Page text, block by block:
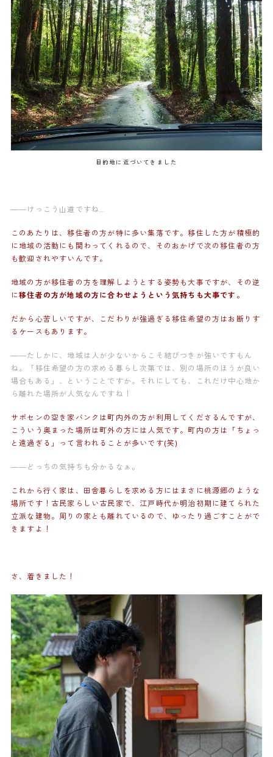
目的地に近づいてきました
——けっこう山道ですね…
このあたりは、移住者の方が特に多い集落です。移住した方が積極的
に地域の活動にも関わってくれるので、そのおかげで次の移住者の方
も歓迎されやすいんです。
地域の方が移住者の方を理解しようとする姿勢も大事ですが、その逆
に移住者の方が地域の方に合わせようという気持ちも大事です。
だから心苦しいですが、こだわりが強過ぎる移住希望の方はお断りす
るケースもあります。
——たしかに、地域は人が少ないからこそ結びつきが強いですもん
ね。「移住希望の方の求める暮らし次第では、別の場所のほうが良い
場合もある」、ということですか。それにしても、これだけ中心地か
ら離れた場所が人気なんですね！
サポセンの空き家バンクは町内外の方が利用してくださるんですが、
こういう奥まった場所は町外の方には人気です。町内の方は「ちょっ
と遠過ぎる」って言われることが多いです(笑)
——どっちの気持ちも分かるなぁ。
これから行く家は、田舎暮らしを求める方にはまさに桃源郷のような
場所です！古民家らしい古民家で、江戸時代か明治初期に建てられた
立派な建物。周りの家とも離れているので、ゆったり過ごすことがで
きますよ！
さ、着きました！